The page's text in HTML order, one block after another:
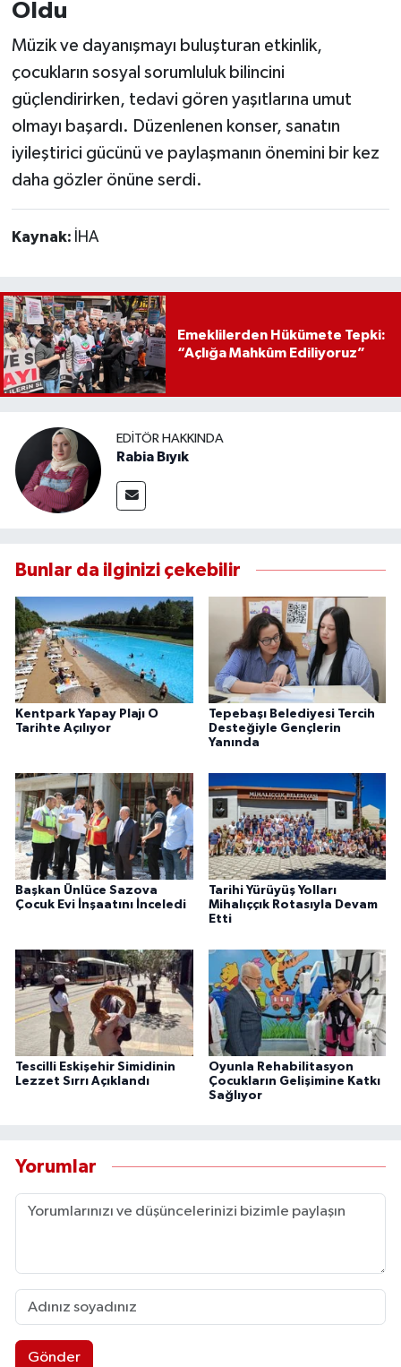
Oldu
Müzik ve dayanışmayı buluşturan etkinlik,
çocukların sosyal sorumluluk bilincini
güçlendirirken, tedavi gören yaşıtlarına umut
olmayı başardı. Düzenlenen konser, sanatın
iyileştirici gücünü ve paylaşmanın önemini bir kez
daha gözler önüne serdi.
Kaynak: İHA
Emeklilerden Hükümete Tepki:
“Açlığa Mahkûm Ediliyoruz”
EDITÖR HAKKINDA
Rabia Bıyık
Bunlar da ilginizi çekebilir
Kentpark Yapay Plajı O
Tarihte Açılıyor
Tepebaşı Belediyesi Tercih
Desteğiyle Gençlerin
Yanında
Başkan Ünlüce Sazova
Çocuk Evi İnşaatını İnceledi
Tarihi Yürüyüş Yolları
Mihalıççık Rotasıyla Devam
Etti
Tescilli Eskişehir Simidinin
Lezzet Sırrı Açıklandı
Oyunla Rehabilitasyon
Çocukların Gelişimine Katkı
Sağlıyor
Yorumlar
Gönder